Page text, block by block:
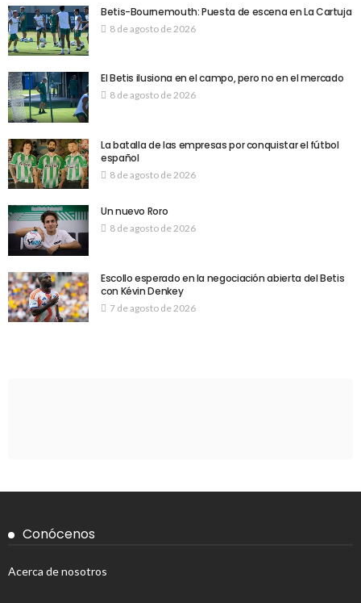
Betis-Bournemouth: Puesta de escena en La Cartuja
8 de agosto de 2026
El Betis ilusiona en el campo, pero no en el mercado
8 de agosto de 2026
La batalla de las empresas por conquistar el fútbol
español
8 de agosto de 2026
Un nuevo Roro
8 de agosto de 2026
Escollo esperado en la negociación abierta del Betis
con Kévin Denkey
7 de agosto de 2026
Conócenos
Acerca de nosotros